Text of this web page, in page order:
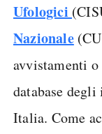
Ufologici
Nazionale
avvistamenti
database
Italia. Come